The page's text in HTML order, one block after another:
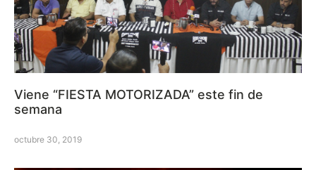
Viene “FIESTA MOTORIZADA” este fin de
semana
octubre 30, 2019